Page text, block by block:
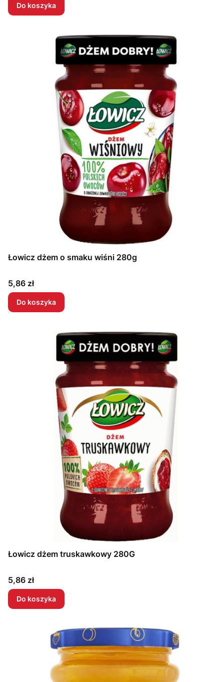
Do koszyka
Łowicz dżem o smaku wiśni 280g
Cena
5,86 zł
Do koszyka
Łowicz dżem truskawkowy 280G
Cena
5,86 zł
Do koszyka